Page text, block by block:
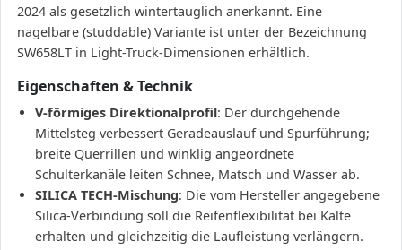
2024 als gesetzlich wintertauglich anerkannt. Eine
nagelbare (studdable) Variante ist unter der Bezeichnung
SW658LT in Light-Truck-Dimensionen erhältlich.
Eigenschaften & Technik
V-förmiges Direktionalprofil: Der durchgehende
Mittelsteg verbessert Geradeauslauf und Spurführung;
breite Querrillen und winklig angeordnete
Schulterkanäle leiten Schnee, Matsch und Wasser ab.
SILICA TECH-Mischung: Die vom Hersteller angegebene
Silica-Verbindung soll die Reifenflexibilität bei Kälte
erhalten und gleichzeitig die Laufleistung verlängern.